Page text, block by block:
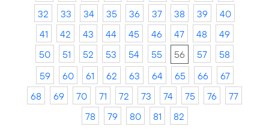
32
33 34 35 36 37 38 39
40
41
42 43 44 45 46 47 48
49
50
51 52 53 54 55 56 57
58
59
60 61 62 63 64 65 66
67
68
69 70 71 72 73 74 75 76
77
78
79 80 81 82